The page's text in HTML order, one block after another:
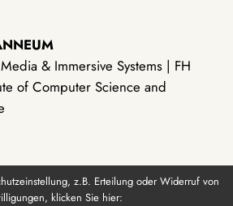
& Immersive Systems | FH
of Computer Science and
z.B. Erteilung oder Widerruf von
klicken Sie hier: